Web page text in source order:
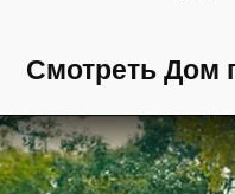
Смотреть Дом